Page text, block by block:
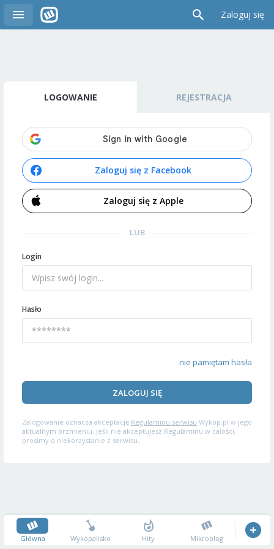
Zaloguj się
LOGOWANIE REJESTRACJA
Zaloguj się z Facebook
Zaloguj się z Apple
LUB
Login
Hasło
nie pamiętam hasła
ZALOGUJ SIĘ
Zalogowanie oznacza akceptację Regulaminu serwisu Wykop.pl w jego
aktualnym brzmieniu. Jeśli nie akceptujesz Regulaminu w całości,
prosimy o niekorzystanie z serwisu.
Główna Wykopalisko Hity Mikroblog